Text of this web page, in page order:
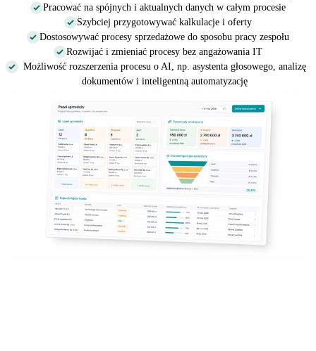
Pracować na spójnych i aktualnych danych w całym procesie
Szybciej przygotowywać kalkulacje i oferty
Dostosowywać procesy sprzedażowe do sposobu pracy zespołu
Rozwijać i zmieniać procesy bez angażowania IT
Możliwość rozszerzenia procesu o AI, np. asystenta głosowego, analizę
dokumentów i inteligentną automatyzację